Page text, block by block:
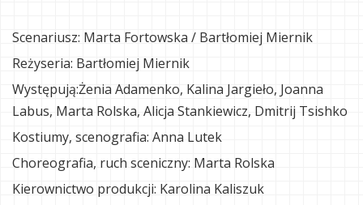
Scenariusz: Marta Fortowska / Bartłomiej Miernik
Reżyseria: Bartłomiej Miernik
Występują:Żenia Adamenko, Kalina Jargieło, Joanna
Labus, Marta Rolska, Alicja Stankiewicz, Dmitrij Tsishko
Kostiumy, scenografia: Anna Lutek
Choreografia, ruch sceniczny: Marta Rolska
Kierownictwo produkcji: Karolina Kaliszuk